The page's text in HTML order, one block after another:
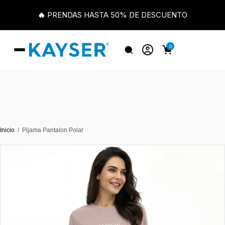
🔥 PRENDAS HASTA 50% DE DESCUENTO
0
Inicio Pijama Pantalon Polar